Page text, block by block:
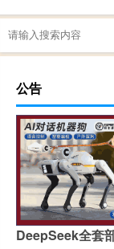
公告
DeepSeek全套